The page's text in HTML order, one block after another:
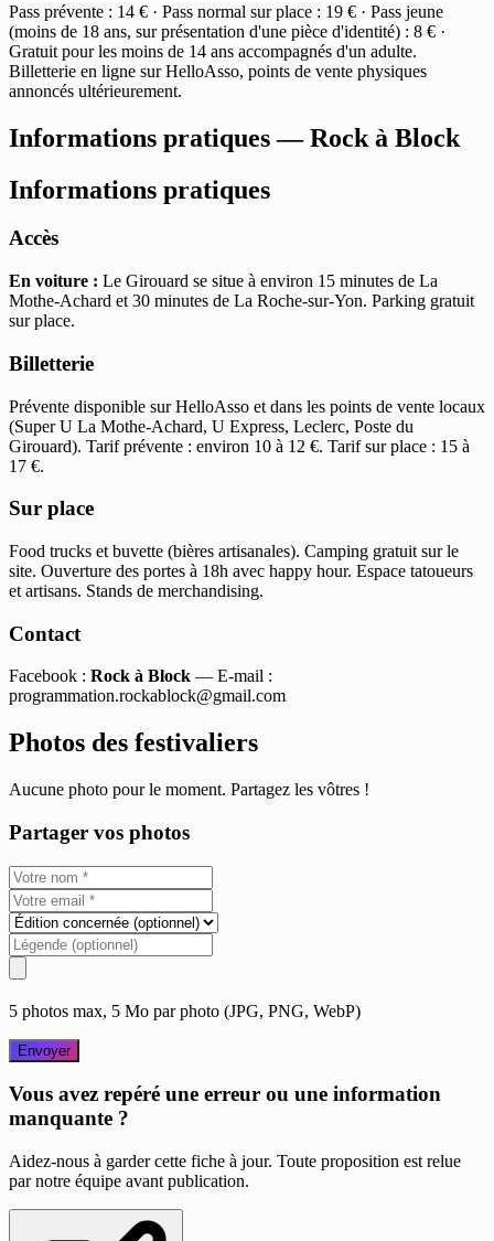
Pass prévente : 14 € · Pass normal sur place : 19 € · Pass jeune
(moins de 18 ans, sur présentation d'une pièce d'identité) : 8 € ·
Gratuit pour les moins de 14 ans accompagnés d'un adulte.
Billetterie en ligne sur HelloAsso, points de vente physiques
annoncés ultérieurement.
Informations pratiques — Rock à Block
Informations pratiques
Accès
En voiture : Le Girouard se situe à environ 15 minutes de La
Mothe-Achard et 30 minutes de La Roche-sur-Yon. Parking gratuit
sur place.
Billetterie
Prévente disponible sur HelloAsso et dans les points de vente locaux
(Super U La Mothe-Achard, U Express, Leclerc, Poste du
Girouard). Tarif prévente : environ 10 à 12 €. Tarif sur place : 15 à
17 €.
Sur place
Food trucks et buvette (bières artisanales). Camping gratuit sur le
site. Ouverture des portes à 18h avec happy hour. Espace tatoueurs
et artisans. Stands de merchandising.
Contact
Facebook : Rock à Block — E-mail :
programmation.rockablock@gmail.com
Photos des festivaliers
Aucune photo pour le moment. Partagez les vôtres !
Partager vos photos
5 photos max, 5 Mo par photo (JPG, PNG, WebP)
Envoyer
Vous avez repéré une erreur ou une information
manquante ?
Aidez-nous à garder cette fiche à jour. Toute proposition est relue
par notre équipe avant publication.